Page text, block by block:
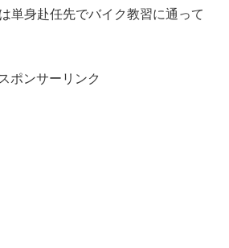
単身赴任先でバイク教習に通って
スポンサーリンク